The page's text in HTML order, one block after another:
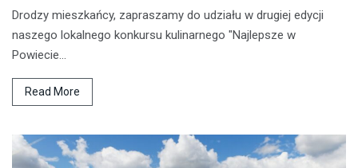
Drodzy mieszkańcy, zapraszamy do udziału w drugiej edycji
naszego lokalnego konkursu kulinarnego "Najlepsze w
Powiecie…
Read More